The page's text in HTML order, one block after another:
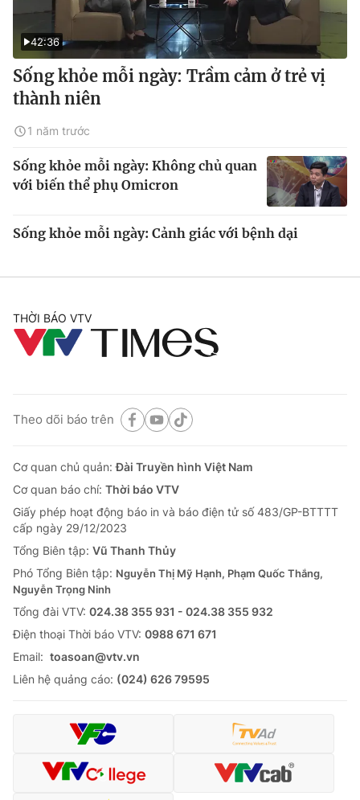
42:36
Sống khỏe mỗi ngày: Trầm cảm ở trẻ vị
thành niên
1 năm trước
Sống khỏe mỗi ngày: Không chủ quan
với biến thể phụ Omicron
Sống khỏe mỗi ngày: Cảnh giác với bệnh dại
THỜI BÁO VTV
Theo dõi báo trên
Cơ quan chủ quản:Đài Truyền hình Việt Nam
Cơ quan báo chí: Thời báo VTV
Giấy phép hoạt động báo in và báo điện tử số 483/GP-BTTTT
cấp ngày 29/12/2023
Tổng Biên tập: Vũ Thanh Thủy
Phó Tổng Biên tập: Nguyễn Thị Mỹ Hạnh, Phạm Quốc Thắng,
Nguyễn Trọng Ninh
Tổng đài VTV: 024.38 355 931 - 024.38 355 932
Ðiện thoại Thời báo VTV: 0988 671 671
Email: toasoan@vtv.vn
Liên hệ quảng cáo: (024) 626 79595